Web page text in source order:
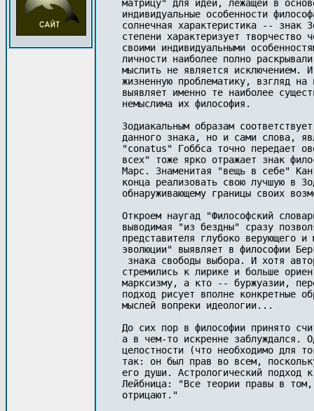
матрицу" для идеи, лежащей в
индивидуальные особенности
солнечная характеристика -- знак
степени характеризует
своими индивидуальными
личности наиболее полно
мыслить не является исключением.
жизненную проблематику, взгляд
выявляет именно те наиболее
немыслима их философия.
Зодиакальным образам
данного знака, но и сами слова,
"conatus" Гоббса точно передает
всех" тоже ярко отражает знак
Марс. Знаменитая "вещь в себе"
конца реализовать свою лучшую в
обнаруживающему границы своих
Откроем наугад "Философский
выводимая "из бездны" сразу
представителя глубоко верующего
эволюции" выявляет в философии
знака свободы выбора. И хотя
стремились к лирике и больше
марксизму, а кто -- буржуазии,
подход рисует вполне конкретные
мыслей вопреки идеологии...
До сих пор в философии принято
а в чем-то искренне заблуждался.
целостности (что необходимо для
так: он был прав во всем,
его души. Астрологический подход
Лейбница: "Все теории правы в
отрицают."